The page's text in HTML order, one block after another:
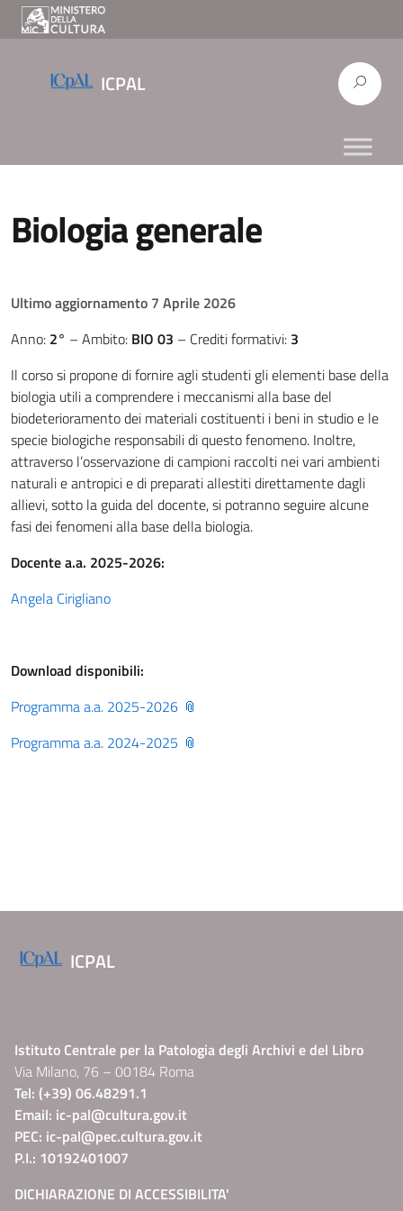
ICPAL
Biologia generale
Ultimo aggiornamento 7 Aprile 2026
Anno: 2° – Ambito: BIO 03 – Crediti formativi: 3
Il corso si propone di fornire agli studenti gli elementi base della
biologia utili a comprendere i meccanismi alla base del
biodeterioramento dei materiali costituenti i beni in studio e le
specie biologiche responsabili di questo fenomeno. Inoltre,
attraverso l’osservazione di campioni raccolti nei vari ambienti
naturali e antropici e di preparati allestiti direttamente dagli
allievi, sotto la guida del docente, si potranno seguire alcune
fasi dei fenomeni alla base della biologia.
Docente a.a. 2025-2026:
Angela Cirigliano
Download disponibili:
Programma a.a. 2025-2026
Programma a.a. 2024-2025
ICPAL
Istituto Centrale per la Patologia degli Archivi e del Libro
Via Milano, 76 – 00184 Roma
Tel: (+39) 06.48291.1
Email: ic-pal@cultura.gov.it
PEC: ic-pal@pec.cultura.gov.it
P.I.: 10192401007
DICHIARAZIONE DI ACCESSIBILITA'